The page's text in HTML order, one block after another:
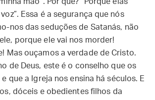
Essa é a segurança que nós
nos das seduções de Satanás, não
porque ele vai nos morder!
Mas ouçamos a verdade de Cristo.
de Deus, este é o conselho que os
que a Igreja nos ensina há séculos. E
dóceis e obedientes filhos da